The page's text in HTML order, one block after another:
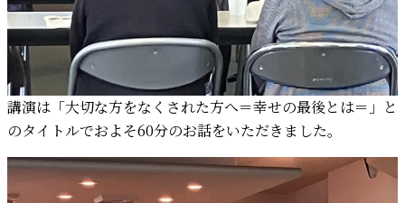
講演は「大切な方をなくされた方へ＝幸せの最後とは＝」と
のタイトルでおよそ60分のお話をいただきました。